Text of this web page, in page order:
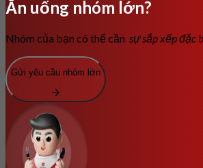
Ăn uống nhóm lớn?
Nhóm của bạn có thể cần sự sắp xếp đặc
Gửi yêu cầu nhóm lớn